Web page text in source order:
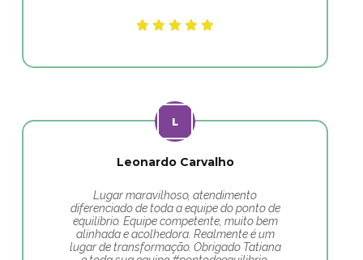
Leonardo Carvalho
Lugar maravilhoso, atendimento
diferenciado de toda a equipe do ponto de
equilíbrio. Equipe competente, muito bem
alinhada e acolhedora. Realmente é um
lugar de transformação. Obrigado Tatiana